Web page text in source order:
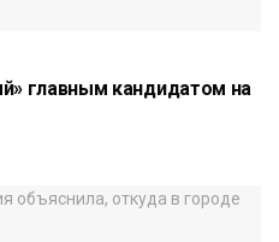
главным кандидатом на